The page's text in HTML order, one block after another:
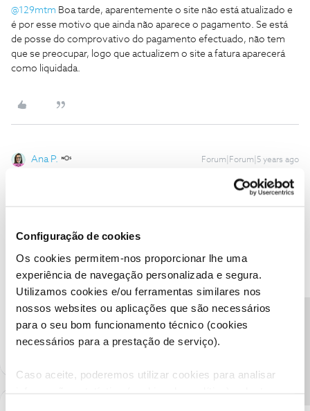
Configuração de cookies
Os cookies permitem-nos proporcionar lhe uma
experiência de navegação personalizada e segura.
Utilizamos cookies e/ou ferramentas similares nos
nossos websites ou aplicações que são necessários
para o seu bom funcionamento técnico (cookies
necessários para a prestação de serviço).
Caso aceite, poderemos utilizar cookies para analisar
@129mtm Boa tarde, aparentemente o site não está atualizado e
é por esse motivo que ainda não aparece o pagamento. Se está
de posse do comprovativo do pagamento efectuado, não tem
que se preocupar, logo que actualizem o site a fatura aparecerá
como liquidada.
Ana P. Forum|Forum|5 years ago
os valores em aberto?
Ficamos aguardar o seu feedback.
Obrigada
Ajude a comunidade a encontrar informação relevante. Marque
como "Melhor Resposta" e faça "Like" nos melhores comentários.